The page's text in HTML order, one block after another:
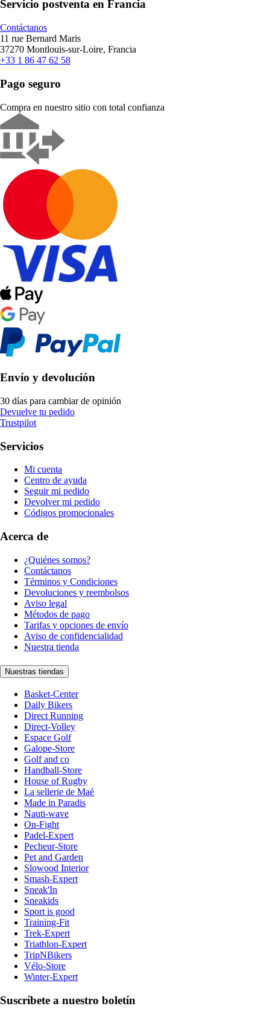
Servicio postventa en Francia
Contáctanos
11 rue Bernard Maris
37270 Montlouis-sur-Loire, Francia
+33 1 86 47 62 58
Pago seguro
Compra en nuestro sitio con total confianza
Envío y devolución
30 días para cambiar de opinión
Devuelve tu pedido
Trustpilot
Servicios
Mi cuenta
Centro de ayuda
Seguir mi pedido
Devolver mi pedido
Códigos promocionales
Acerca de
¿Quiénes somos?
Contáctanos
Términos y Condiciones
Devoluciones y reembolsos
Aviso legal
Métodos de pago
Tarifas y opciones de envío
Aviso de confidencialidad
Nuestra tienda
Nuestras tiendas
Basket-Center
Daily Bikers
Direct Running
Direct-Volley
Espace Golf
Galope-Store
Golf and co
Handball-Store
House of Rugby
La sellerie de Maé
Made in Paradis
Nauti-wave
On-Fight
Padel-Expert
Pecheur-Store
Pet and Garden
Slowood Interior
Smash-Expert
Sneak'In
Sneakids
Sport is good
Training-Fit
Trek-Expert
Triathlon-Expert
TripNBikers
Vélo-Store
Winter-Expert
Suscríbete a nuestro boletín